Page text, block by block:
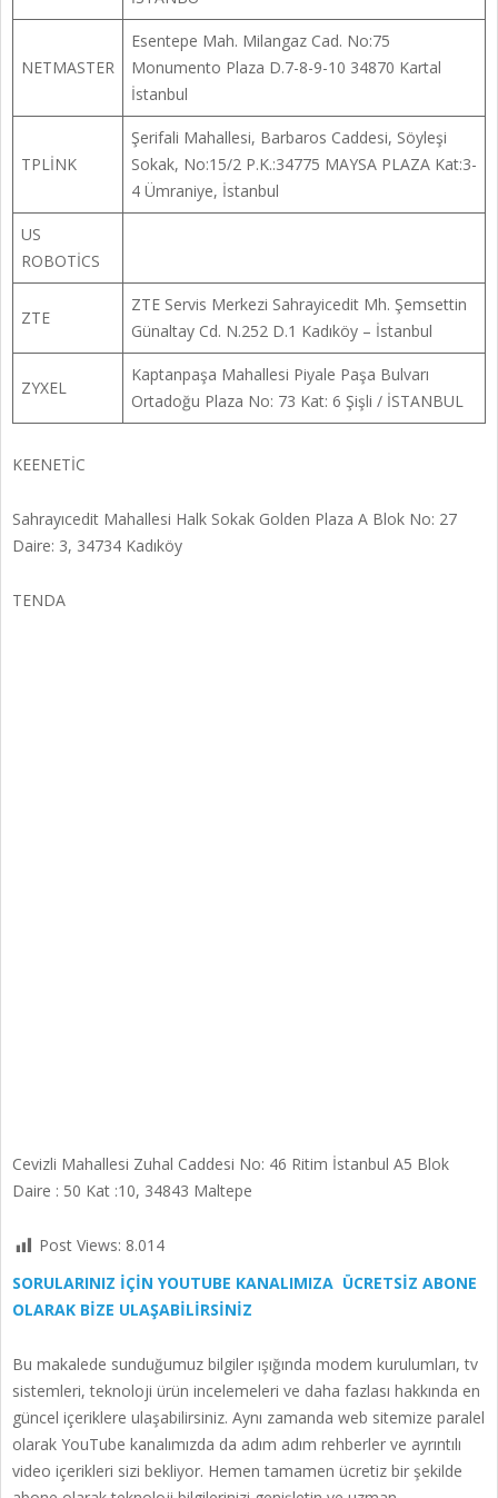
NETMASTER
Esentepe Mah. Milangaz Cad. No:75
Monumento Plaza D.7-8-9-10 34870 Kartal
İstanbul
TPLİNK
Şerifali Mahallesi, Barbaros Caddesi, Söyleşi
Sokak, No:15/2 P.K.:34775 MAYSA PLAZA Kat:3-
4 Ümraniye, İstanbul
US
ROBOTİCS
ZTE
ZTE Servis Merkezi Sahrayicedit Mh. Şemsettin
Günaltay Cd. N.252 D.1 Kadıköy – İstanbul
ZYXEL
Kaptanpaşa Mahallesi Piyale Paşa Bulvarı
Ortadoğu Plaza No: 73 Kat: 6 Şişli / İSTANBUL
KEENETİC
Sahrayıcedit Mahallesi Halk Sokak Golden Plaza A Blok No: 27
Daire: 3, 34734 Kadıköy
TENDA
Cevizli Mahallesi Zuhal Caddesi No: 46 Ritim İstanbul A5 Blok
Daire : 50 Kat :10, 34843 Maltepe
Post Views: 8.014
SORULARINIZ İÇİN YOUTUBE KANALIMIZA ÜCRETSİZ ABONE
OLARAK BİZE ULAŞABİLİRSİNİZ
Bu makalede sunduğumuz bilgiler ışığında modem kurulumları, tv
sistemleri, teknoloji ürün incelemeleri ve daha fazlası hakkında en
güncel içeriklere ulaşabilirsiniz. Aynı zamanda web sitemize paralel
olarak YouTube kanalımızda da adım adım rehberler ve ayrıntılı
video içerikleri sizi bekliyor. Hemen tamamen ücretiz bir şekilde